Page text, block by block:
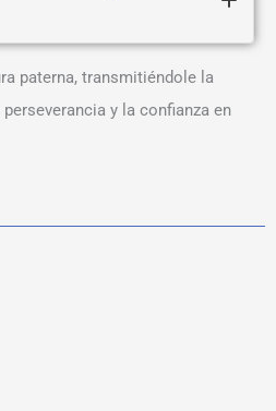
paterna, transmitiéndole la
y la confianza en